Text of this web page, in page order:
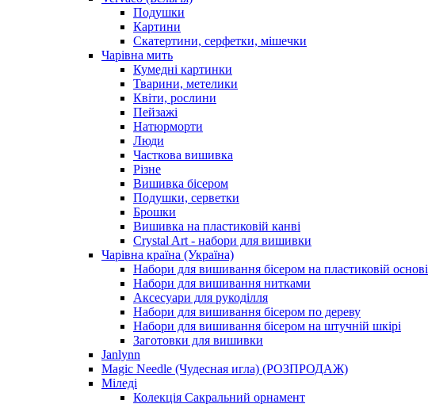
Подушки
Картини
Скатертини, серфетки, мішечки
Чарiвна мить
Кумедні картинки
Тварини, метелики
Квіти, рослини
Пейзажі
Натюрморти
Люди
Часткова вишивка
Різне
Вишивка бісером
Подушки, серветки
Брошки
Вишивка на пластиковій канві
Crystal Art - набори для вишивки
Чарівна країна (Україна)
Набори для вишивання бісером на пластиковій основі
Набори для вишивання нитками
Аксесуари для рукоділля
Набори для вишивання бісером по дереву
Набори для вишивання бісером на штучній шкірі
Заготовки для вишивки
Janlynn
Magic Needle (Чудесная игла) (РОЗПРОДАЖ)
Міледі
Колекція Сакральний орнамент